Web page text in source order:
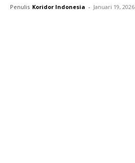
Penulis Koridor Indonesia - Januari 19, 2026